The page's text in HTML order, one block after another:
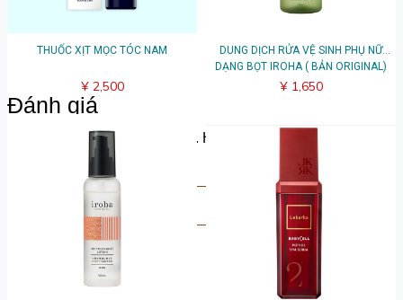
Đánh giá
Hãy chia sẻ suy nghĩ của bạn. Hãy là người đầu tiên để lại
bài đánh giá.
Viết đánh giá
THUỐC XỊT MỌC TÓC NAM
¥ 2,500
DUNG DỊCH RỬA VỆ SINH PHỤ NỮ
DẠNG BỌT IROHA ( BẢN ORIGINAL)
¥ 1,650